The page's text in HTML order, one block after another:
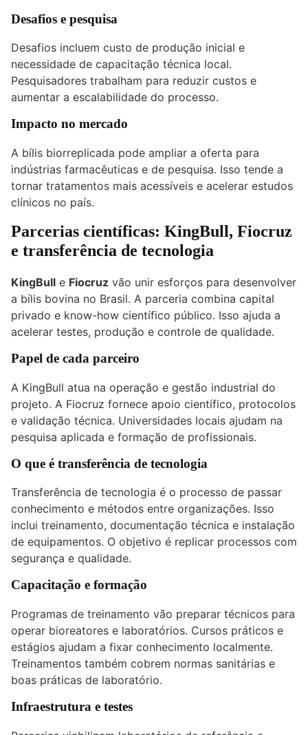
Desafios e pesquisa
Desafios incluem custo de produção inicial e
necessidade de capacitação técnica local.
Pesquisadores trabalham para reduzir custos e
aumentar a escalabilidade do processo.
Impacto no mercado
A bílis biorreplicada pode ampliar a oferta para
indústrias farmacêuticas e de pesquisa. Isso tende a
tornar tratamentos mais acessíveis e acelerar estudos
clínicos no país.
Parcerias científicas: KingBull, Fiocruz
e transferência de tecnologia
KingBull e Fiocruz vão unir esforços para desenvolver
a bílis bovina no Brasil. A parceria combina capital
privado e know-how científico público. Isso ajuda a
acelerar testes, produção e controle de qualidade.
Papel de cada parceiro
A KingBull atua na operação e gestão industrial do
projeto. A Fiocruz fornece apoio científico, protocolos
e validação técnica. Universidades locais ajudam na
pesquisa aplicada e formação de profissionais.
O que é transferência de tecnologia
Transferência de tecnologia é o processo de passar
conhecimento e métodos entre organizações. Isso
inclui treinamento, documentação técnica e instalação
de equipamentos. O objetivo é replicar processos com
segurança e qualidade.
Capacitação e formação
Programas de treinamento vão preparar técnicos para
operar bioreatores e laboratórios. Cursos práticos e
estágios ajudam a fixar conhecimento localmente.
Treinamentos também cobrem normas sanitárias e
boas práticas de laboratório.
Infraestrutura e testes